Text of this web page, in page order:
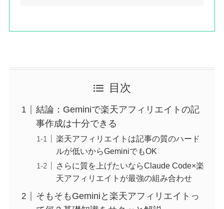
目次
結論：Geminiで楽天アフィリエイトの記
事作成は十分できる
楽天アフィリエイトは記事の質のハード
ルが低いからGeminiでもOK
さらに質を上げたいならClaude Code×楽
天アフィリエイトが最強の組み合わせ
そもそもGeminiと楽天アフィリエイトっ